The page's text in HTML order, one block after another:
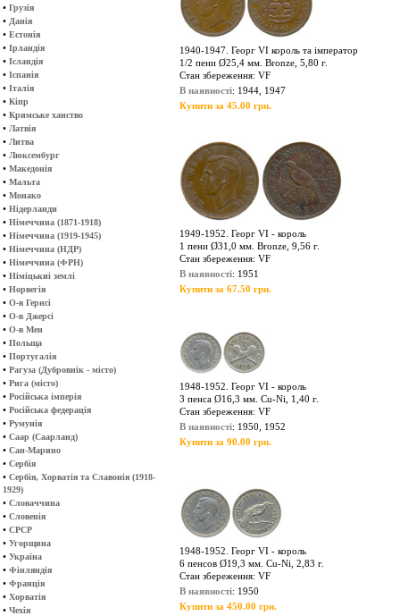
• Грузія
• Данія
• Естонія
• Ірландія
• Ісландія
• Іспанія
• Італія
• Кіпр
• Кримське ханство
• Латвія
• Литва
• Люксембург
• Македонія
• Мальта
• Монако
• Нідерланди
• Німеччина (1871-1918)
• Німеччина (1919-1945)
• Німеччина (НДР)
• Німеччина (ФРН)
• Німіцькиі землі
• Норвегія
• О-в Гернсі
• О-в Джерсі
• О-в Мен
• Польща
• Португалія
• Рагуза (Дубровнік - місто)
• Рига (місто)
• Російська імперія
• Російська федерація
• Румунія
• Саар (Саарланд)
• Сан-Марино
• Сербія
• Сербія, Хорватія та Славонія (1918-
1929)
• Словаччина
• Словенія
• СРСР
• Угорщина
• Україна
• Фінляндія
• Франція
• Хорватія
• Чехія
1940-1947. Георг VI король та імператор
1/2 пени Ø25,4 мм. Bronze, 5,80 г.
Стан збереження: VF
В наявності: 1944, 1947
Купити за 45.00 грн.
1949-1952. Георг VІ - король
1 пени Ø31,0 мм. Bronze, 9,56 г.
Стан збереження: VF
В наявності: 1951
Купити за 67.50 грн.
1948-1952. Георг VI - король
3 пенса Ø16,3 мм. Cu-Ni, 1,40 г.
Стан збереження: VF
В наявності: 1950, 1952
Купити за 90.00 грн.
1948-1952. Георг VI - король
6 пенсов Ø19,3 мм. Cu-Ni, 2,83 г.
Стан збереження: VF
В наявності: 1950
Купити за 450.00 грн.